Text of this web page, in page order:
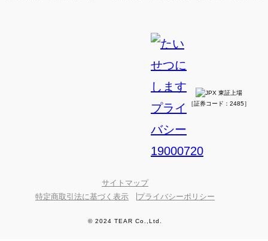
［証券コード：2485］
サイトマップ
特定商取引法に基づく表示
プライバシーポリシー
© 2024 TEAR Co.,Ltd.